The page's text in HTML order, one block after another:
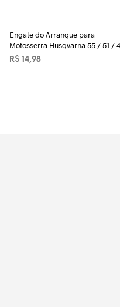
Engate do Arranque para
Motosserra Husqvarna 55 / 51 /
R$ 14,98